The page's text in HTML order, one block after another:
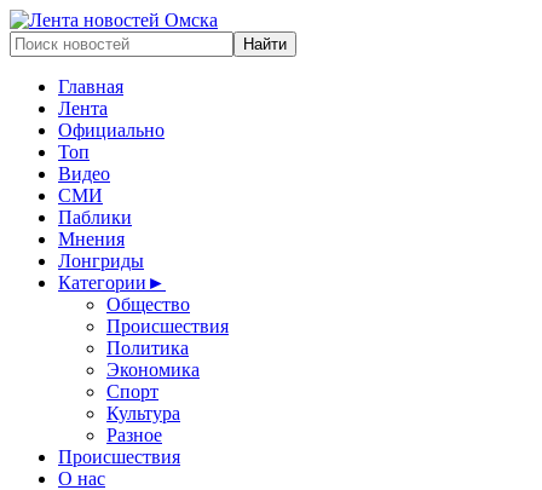
Главная
Лента
Официально
Топ
Видео
СМИ
Паблики
Мнения
Лонгриды
Категории ►
Общество
Происшествия
Политика
Экономика
Спорт
Культура
Разное
Происшествия
О нас